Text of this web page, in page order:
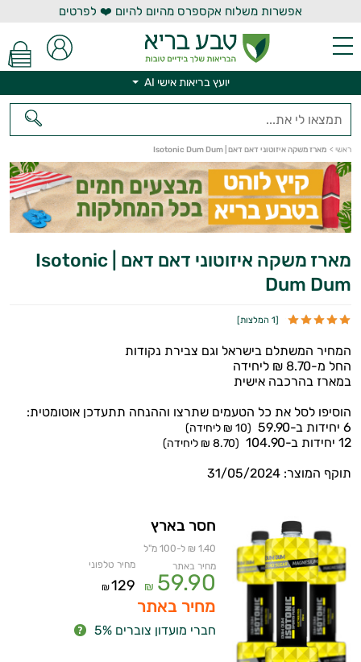
אפשרות משלוח אקספרס מהיום להיום ❤️ לפרטים
יועץ בריאות אישי AI
ראשי > מארז משקה איזוטוני דאם דאם | Isotonic Dum Dum
מארז משקה איזוטוני דאם דאם | Isotonic
Dum Dum
[1 המלצות ]
המחיר המשתלם בישראל וגם צבירת נקודות
החל מ-8.70 ₪ ליחידה
במארז בהרכבה אישית
הוסיפו לסל את כל הטעמים שתרצו וההנחה תתעדכן אוטומטית:
6 יחידות ב-59.90
(10 ₪ ליחידה)
12 יחידות ב-104.90 (8.70 ₪ ליחידה)
תוקף המוצר: 31/05/2024
חסר בארץ
1.40 ₪ ל-100 מ"ל
מחיר באתר
59.90
₪
מחיר טלפוני
129
₪
מחיר באתר
חברי מועדון צוברים 5%
יועץ בריאות אישי AI